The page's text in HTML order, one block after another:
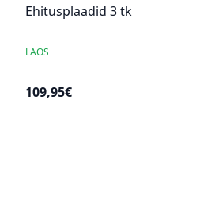
Ehitusplaadid 3 tk
LAOS
109,95€